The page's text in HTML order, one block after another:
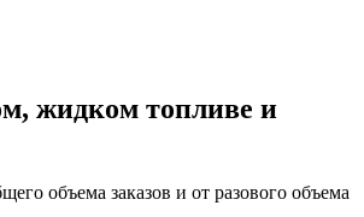
жидком топливе и
объема заказов и от разового объема